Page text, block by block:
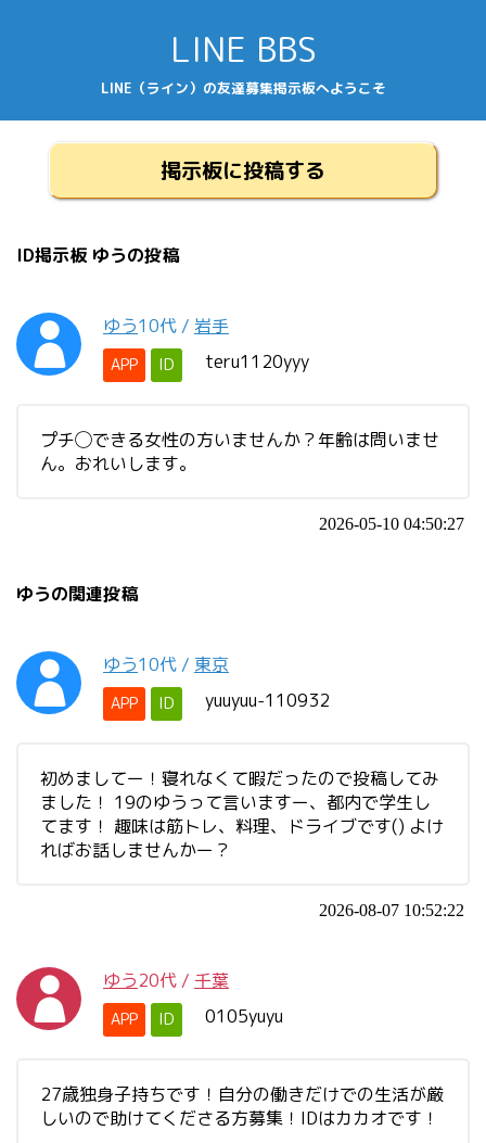
LINE BBS
LINE（ライン）の友達募集掲示板へようこそ
掲示板に投稿する
ID掲示板 ゆうの投稿
ゆう10代 / 岩手
APP ID teru1120yyy
プチ◯できる女性の方いませんか？年齢は問いませ
ん。おれいします。
2026-05-10 04:50:27
ゆうの関連投稿
ゆう10代 / 東京
APP ID yuuyuu-110932
初めましてー！寝れなくて暇だったので投稿してみ
ました！ 19のゆうって言いますー、都内で学生し
てます！ 趣味は筋トレ、料理、ドライブです() よけ
ればお話しませんかー？
2026-08-07 10:52:22
ゆう20代 / 千葉
APP ID 0105yuyu
27歳独身子持ちです！自分の働きだけでの生活が厳
しいので助けてくださる方募集！IDはカカオです！